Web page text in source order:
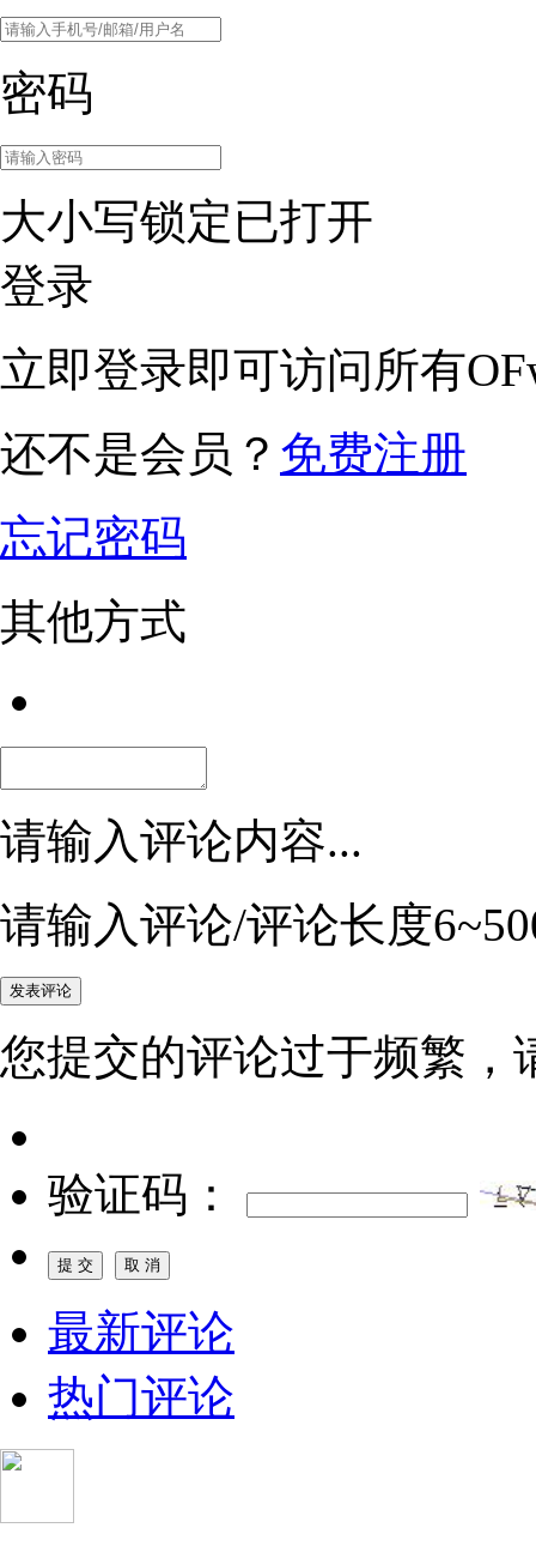
密码
大小写锁定已打开
登录
立即登录即可访问所有
还不是会员？ 免费注册
忘记密码
其他方式
请输入评论内容...
请输入评论/评论长度
您提交的评论过于频繁，
验证码：
最新评论
热门评论